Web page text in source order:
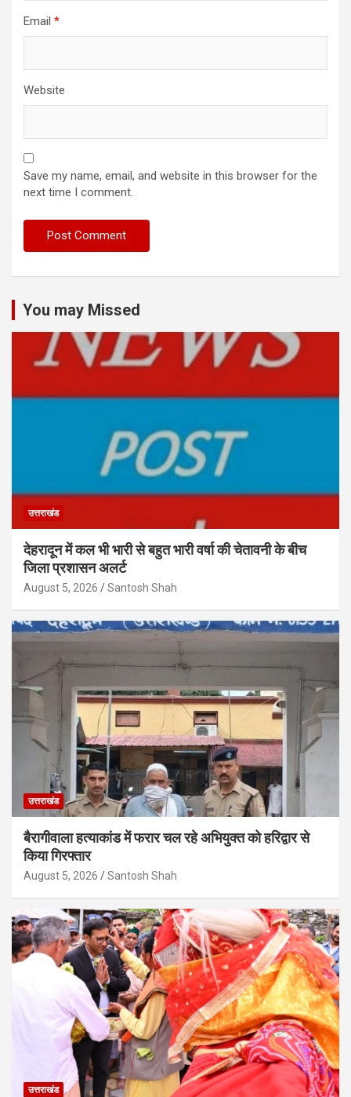
Email *
Website
Save my name, email, and website in this browser for the
next time I comment.
You may Missed
उत्तराखंड
देहरादून में कल भी भारी से बहुत भारी वर्षा की चेतावनी के बीच
जिला प्रशासन अलर्ट
August 5, 2026 Santosh Shah
उत्तराखंड
बैरागीवाला हत्याकांड में फरार चल रहे अभियुक्त को हरिद्वार से
किया गिरफ्तार
August 5, 2026 Santosh Shah
उत्तराखंड